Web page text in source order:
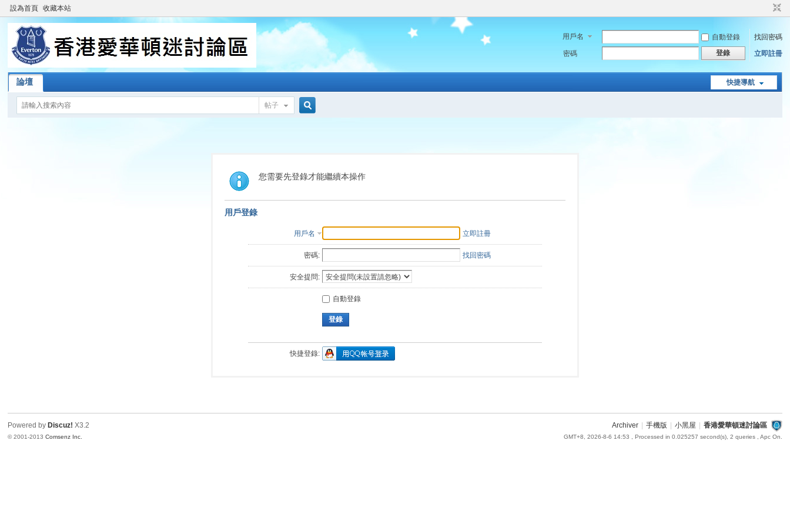
設為首頁 收藏本站
用戶名 自動登錄
找回密碼
密碼
登錄 立即註冊
快捷導航
論壇
帖子
索
您需要先登錄才能繼續本操作
用戶登錄
用戶名 立即註冊
密碼: 找回密碼
安全提問:
自動登錄
登錄
快捷登錄:
Archiver 手機版 小黑屋 香港愛華頓迷討論區
GMT+8, 2026-8-6 14:53 , Processed in 0.025257 second(s), 2 queries , Apc On.
Powered by Discuz! X3.2
© 2001-2013Comsenz Inc.